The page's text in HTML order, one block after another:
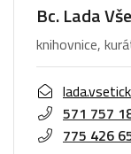
Bc. Lada
knihovnice,
571 757
775 426